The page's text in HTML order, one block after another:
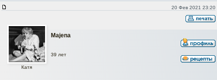
20 Фев 2021 23:20
Majena
Катя
39 лет